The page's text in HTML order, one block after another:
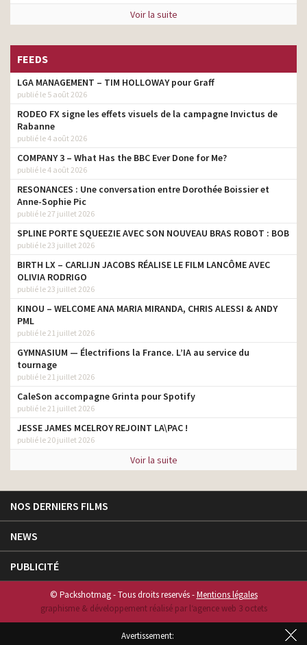
Voir la suite
FEEDS
LGA MANAGEMENT – TIM HOLLOWAY pour Graff
publié le 5 août 2026
RODEO FX signe les effets visuels de la campagne Invictus de
Rabanne
publié le 4 août 2026
COMPANY 3 – What Has the BBC Ever Done for Me?
publié le 4 août 2026
RESONANCES : Une conversation entre Dorothée Boissier et
Anne-Sophie Pic
publié le 27 juillet 2026
SPLINE PORTE SQUEEZIE AVEC SON NOUVEAU BRAS ROBOT : BOB
publié le 23 juillet 2026
BIRTH LX – CARLIJN JACOBS RÉALISE LE FILM LANCÔME AVEC
OLIVIA RODRIGO
publié le 23 juillet 2026
KINOU – WELCOME ANA MARIA MIRANDA, CHRIS ALESSI & ANDY
PML
publié le 21 juillet 2026
GYMNASIUM — Électrifions la France. L’IA au service du
tournage
publié le 21 juillet 2026
CaleSon accompagne Grinta pour Spotify
publié le 21 juillet 2026
JESSE JAMES MCELROY REJOINT LA\PAC !
publié le 20 juillet 2026
Voir la suite
NOS DERNIERS FILMS
NEWS
PUBLICITÉ
© Packshotmag - Tous droits reservés -Mentions légales
graphisme & développement réalisé par l‘agence web 3 octets
Avertissement: